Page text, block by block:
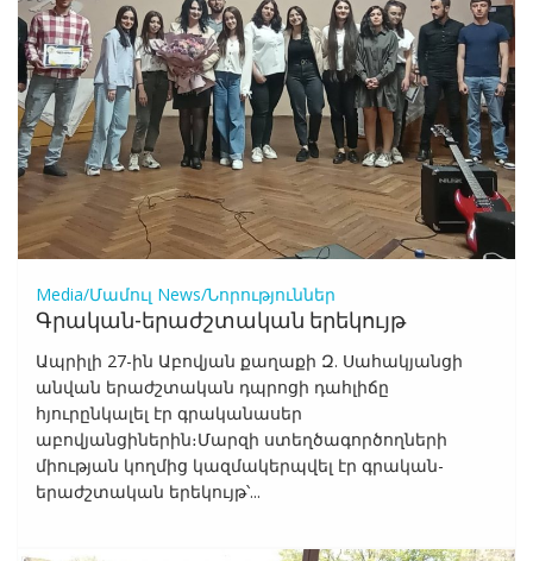
Media/Մամուլ News/Նորություններ
Գրական-երաժշտական երեկույթ
Ապրիլի 27-ին Աբովյան քաղաքի Զ. Սահակյանցի
անվան երաժշտական դպրոցի դահլիճը
հյուրընկալել էր գրականասեր
աբովյանցիներին։Մարզի ստեղծագործողների
միության կողմից կազմակերպվել էր գրական-
երաժշտական երեկույթ՝...